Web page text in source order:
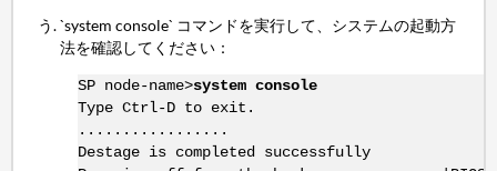
`system console` コマンドを実行して、システムの起動方
法を確認してください：
SP node-name>system console
Type Ctrl-D to exit.
.................
Destage is completed successfully